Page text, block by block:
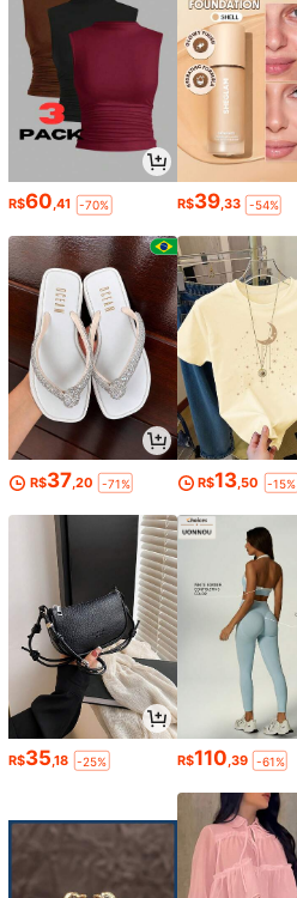
R$60,41 -70% R$39,33 -54%
R$37 ,20 -71% R$13 ,50 -15%
R$35,18 -25% R$110,39 -61%